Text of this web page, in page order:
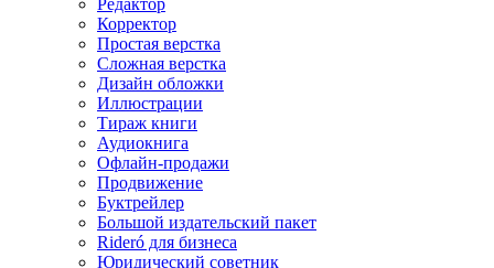
Редактор
Корректор
Простая верстка
Сложная верстка
Дизайн обложки
Иллюстрации
Тираж книги
Аудиокнига
Офлайн-продажи
Продвижение
Буктрейлер
Большой издательский пакет
Rideró для бизнеса
Юридический советник